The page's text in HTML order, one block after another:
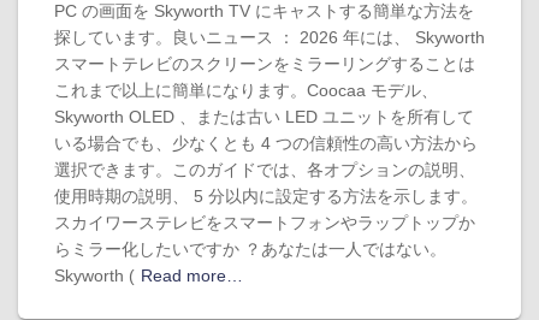
PC の画面を Skyworth TV にキャストする簡単な方法を
探しています。良いニュース ： 2026 年には、 Skyworth
スマートテレビのスクリーンをミラーリングすることは
これまで以上に簡単になります。Coocaa モデル、
Skyworth OLED 、または古い LED ユニットを所有して
いる場合でも、少なくとも 4 つの信頼性の高い方法から
選択できます。このガイドでは、各オプションの説明、
使用時期の説明、 5 分以内に設定する方法を示します。
スカイワーステレビをスマートフォンやラップトップか
らミラー化したいですか ？あなたは一人ではない。
Skyworth ( Read more…